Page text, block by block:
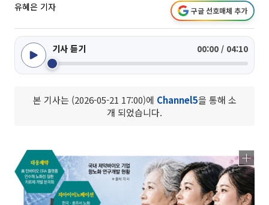
유혜은 기자 구글 선호매체 추가
기사 듣기 00:00 / 04:10
본 기사는 (2026-05-21 17:00)에 Channel5을 통해 소
개 되었습니다.